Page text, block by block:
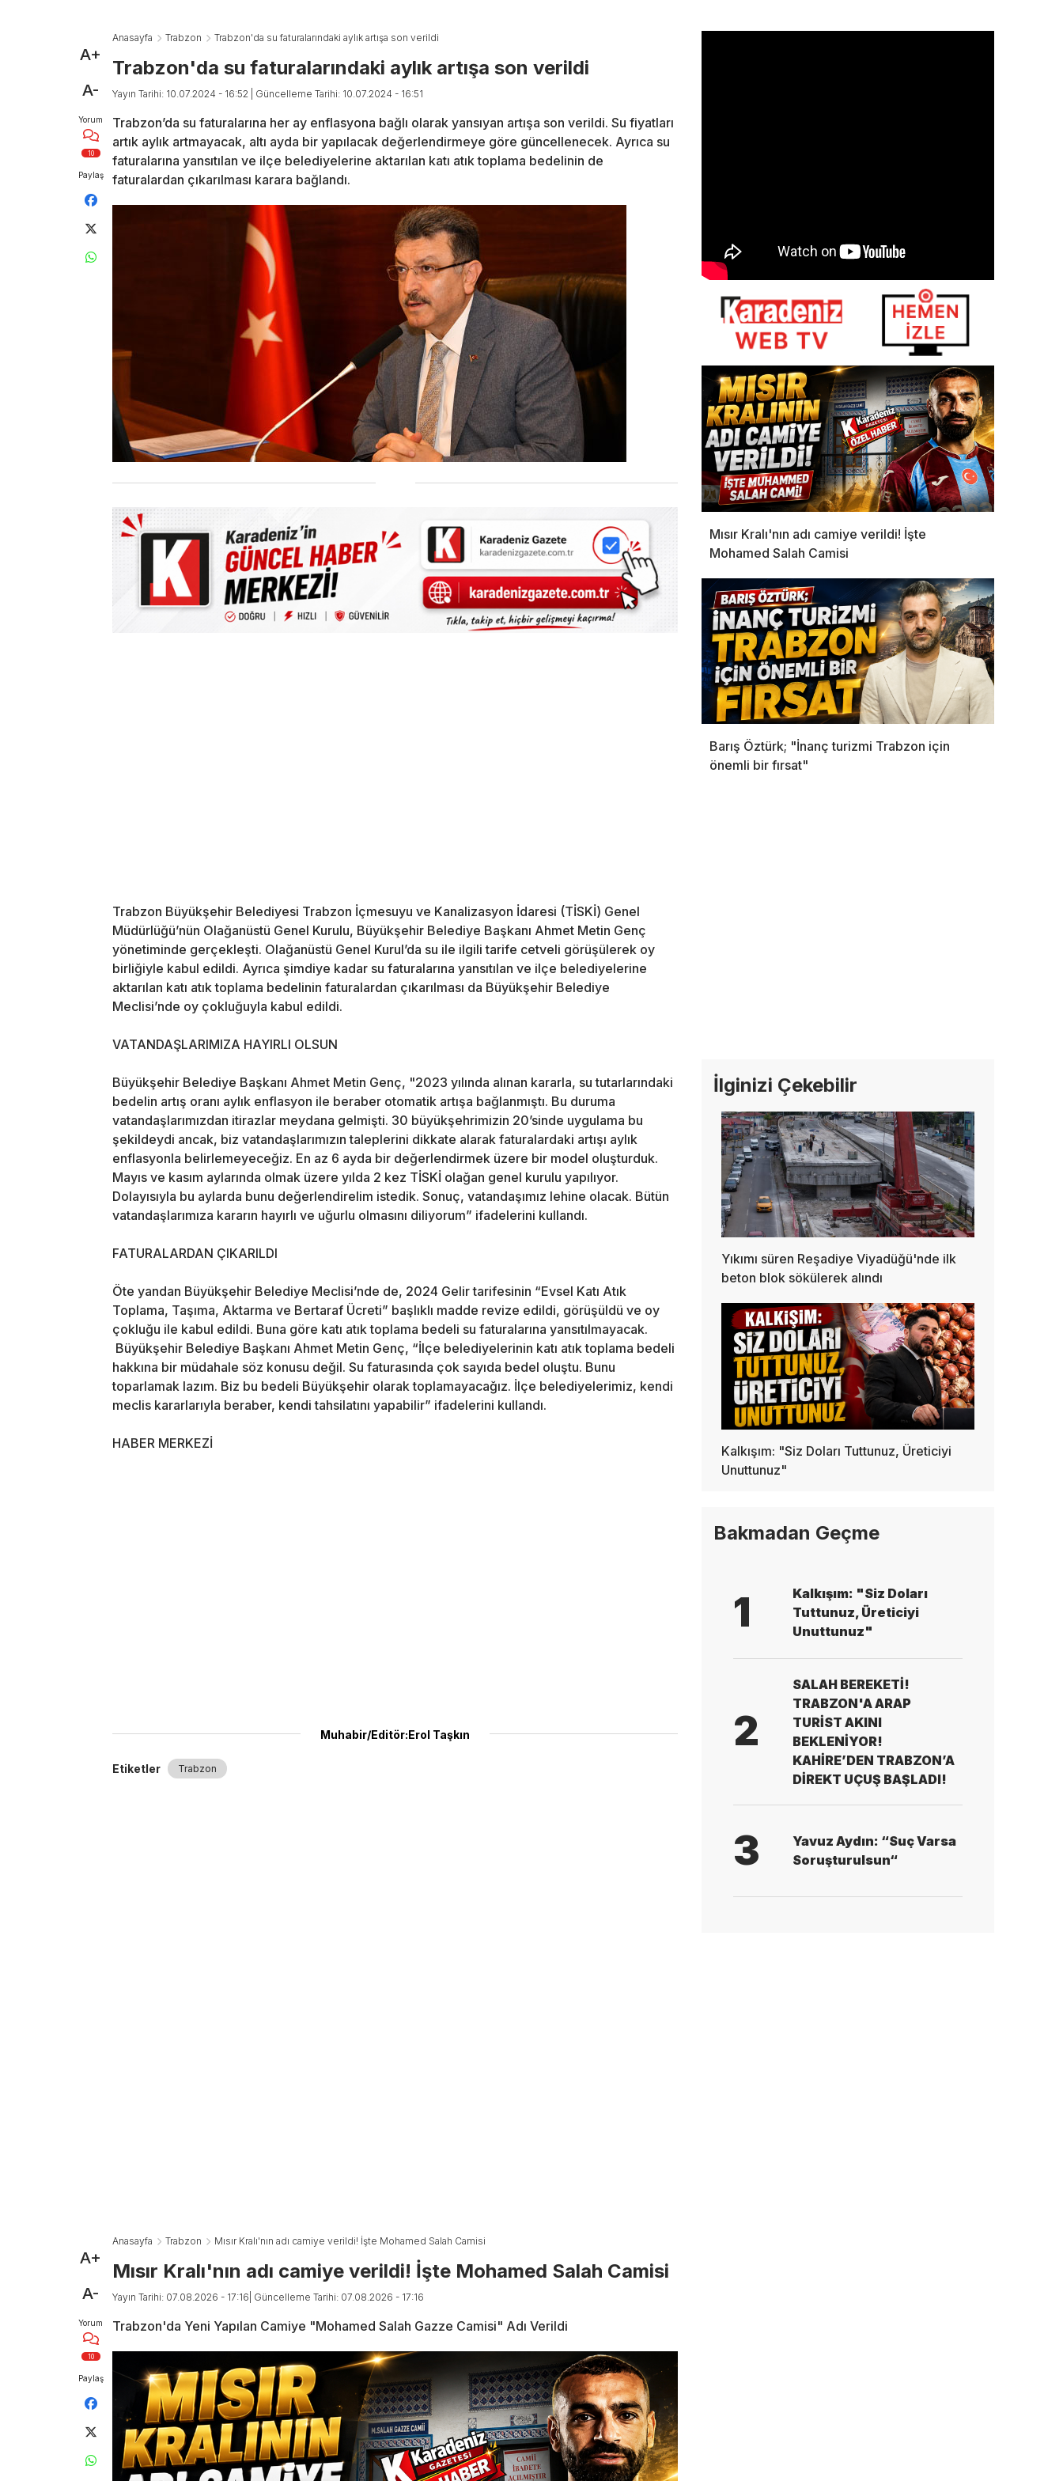
A+
A-
Yorum
10
Paylaş
Anasayfa Trabzon Trabzon'da su faturalarındaki aylık artışa son verildi
Trabzon'da su faturalarındaki aylık artışa son verildi
Yayın Tarihi: 10.07.2024 - 16:52 | Güncelleme Tarihi: 10.07.2024 - 16:51
Trabzon’da su faturalarına her ay enflasyona bağlı olarak yansıyan artışa son verildi. Su fiyatları
artık aylık artmayacak, altı ayda bir yapılacak değerlendirmeye göre güncellenecek. Ayrıca su
faturalarına yansıtılan ve ilçe belediyelerine aktarılan katı atık toplama bedelinin de
faturalardan çıkarılması karara bağlandı.
Trabzon Büyükşehir Belediyesi Trabzon İçmesuyu ve Kanalizasyon İdaresi (TİSKİ) Genel
Müdürlüğü’nün Olağanüstü Genel Kurulu, Büyükşehir Belediye Başkanı Ahmet Metin Genç
yönetiminde gerçekleşti. Olağanüstü Genel Kurul’da su ile ilgili tarife cetveli görüşülerek oy
birliğiyle kabul edildi. Ayrıca şimdiye kadar su faturalarına yansıtılan ve ilçe belediyelerine
aktarılan katı atık toplama bedelinin faturalardan çıkarılması da Büyükşehir Belediye
Meclisi’nde oy çokluğuyla kabul edildi.
VATANDAŞLARIMIZA HAYIRLI OLSUN
Büyükşehir Belediye Başkanı Ahmet Metin Genç, "2023 yılında alınan kararla, su tutarlarındaki
bedelin artış oranı aylık enflasyon ile beraber otomatik artışa bağlanmıştı. Bu duruma
vatandaşlarımızdan itirazlar meydana gelmişti. 30 büyükşehrimizin 20’sinde uygulama bu
şekildeydi ancak, biz vatandaşlarımızın taleplerini dikkate alarak faturalardaki artışı aylık
enflasyonla belirlemeyeceğiz. En az 6 ayda bir değerlendirmek üzere bir model oluşturduk.
Mayıs ve kasım aylarında olmak üzere yılda 2 kez TİSKİ olağan genel kurulu yapılıyor.
Dolayısıyla bu aylarda bunu değerlendirelim istedik. Sonuç, vatandaşımız lehine olacak. Bütün
vatandaşlarımıza kararın hayırlı ve uğurlu olmasını diliyorum” ifadelerini kullandı.
FATURALARDAN ÇIKARILDI
Öte yandan Büyükşehir Belediye Meclisi’nde de, 2024 Gelir tarifesinin “Evsel Katı Atık
Toplama, Taşıma, Aktarma ve Bertaraf Ücreti” başlıklı madde revize edildi, görüşüldü ve oy
çokluğu ile kabul edildi. Buna göre katı atık toplama bedeli su faturalarına yansıtılmayacak.
Büyükşehir Belediye Başkanı Ahmet Metin Genç, “İlçe belediyelerinin katı atık toplama bedeli
hakkına bir müdahale söz konusu değil. Su faturasında çok sayıda bedel oluştu. Bunu
toparlamak lazım. Biz bu bedeli Büyükşehir olarak toplamayacağız. İlçe belediyelerimiz, kendi
meclis kararlarıyla beraber, kendi tahsilatını yapabilir” ifadelerini kullandı.
HABER MERKEZİ
Muhabir/Editör:Erol Taşkın
Etiketler Trabzon
A+
A-
Yorum
10
Paylaş
Anasayfa Trabzon Mısır Kralı'nın adı camiye verildi! İşte Mohamed Salah Camisi
Mısır Kralı'nın adı camiye verildi! İşte Mohamed Salah Camisi
Yayın Tarihi: 07.08.2026 - 17:16 | Güncelleme Tarihi: 07.08.2026 - 17:16
Trabzon'da Yeni Yapılan Camiye "Mohamed Salah Gazze Camisi" Adı Verildi
Mısır Kralı'nın adı camiye verildi! İşte
Mohamed Salah Camisi
Barış Öztürk; "İnanç turizmi Trabzon için
önemli bir fırsat"
İlginizi Çekebilir
Yıkımı süren Reşadiye Viyadüğü'nde ilk
beton blok sökülerek alındı
Kalkışım: "Siz Doları Tuttunuz, Üreticiyi
Unuttunuz"
Bakmadan Geçme
1
Kalkışım: "Siz Doları
Tuttunuz, Üreticiyi
Unuttunuz"
2
SALAH BEREKETİ!
TRABZON'A ARAP
TURİST AKINI
BEKLENİYOR!
KAHİRE’DEN TRABZON’A
DİREKT UÇUŞ BAŞLADI!
3
Yavuz Aydın: “Suç Varsa
Soruşturulsun“